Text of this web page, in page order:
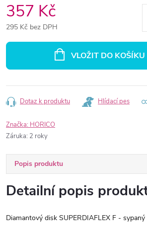
357 Kč
295 Kč bez DPH
VLOŽIT DO KOŠÍKU
Dotaz k produktu Hlídací pes
Značka: HORICO
Záruka: 2 roky
Popis produktu
Detailní popis
Diamantový disk SUPERDIAFLEX F -